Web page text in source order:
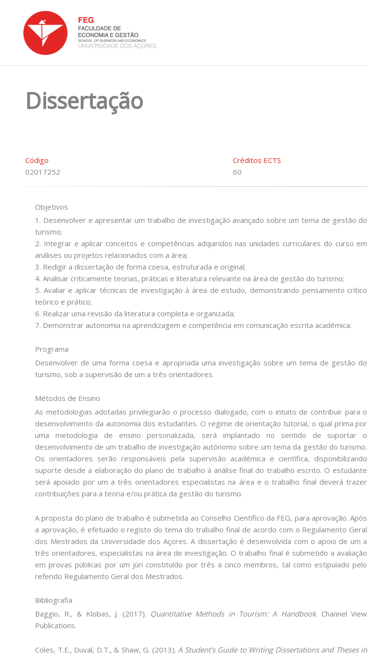
content
Dissertação
Código
02017252
Créditos ECTS
60
Objetivos
1. Desenvolver e apresentar um trabalho de investigação avançado sobre um tema de gestão do
turismo;
2. Integrar e aplicar conceitos e competências adquiridos nas unidades curriculares do curso em
análises ou projetos relacionados com a área;
3. Redigir a dissertação de forma coesa, estruturada e original;
4. Analisar criticamente teorias, práticas e literatura relevante na área de gestão do turismo;
5. Avaliar e aplicar técnicas de investigação à área de estudo, demonstrando pensamento crítico
teórico e prático;
6. Realizar uma revisão da literatura completa e organizada;
7. Demonstrar autonomia na aprendizagem e competência em comunicação escrita académica.
Programa
Desenvolver de uma forma coesa e apropriada uma investigação sobre um tema de gestão do
turismo, sob a supervisão de um a três orientadores.
Métodos de Ensino
As metodologias adotadas privilegiarão o processo dialogado, com o intuito de contribuir para o
desenvolvimento da autonomia dos estudantes. O regime de orientação tutorial, o qual prima por
uma metodologia de ensino personalizada, será implantado no sentido de suportar o
desenvolvimento de um trabalho de investigação autónomo sobre um tema da gestão do turismo.
Os orientadores serão responsáveis pela supervisão académica e científica, disponibilizando
suporte desde a elaboração do plano de trabalho à análise final do trabalho escrito. O estudante
será apoiado por um a três orientadores especialistas na área e o trabalho final deverá trazer
contribuições para a teoria e/ou prática da gestão do turismo.
A proposta do plano de trabalho é submetida ao Conselho Científico da FEG, para aprovação. Após
a aprovação, é efetuado o registo do tema do trabalho final de acordo com o Regulamento Geral
dos Mestrados da Universidade dos Açores. A dissertação é desenvolvida com o apoio de um a
três orientadores, especialistas na área de investigação. O trabalho final é submetido a avaliação
em provas públicas por um júri constituído por três a cinco membros, tal como estipulado pelo
referido Regulamento Geral dos Mestrados.
Bibliografia
Baggio, R., & Klobas, J. (2017). Quantitative Methods in Tourism: A Handbook. Channel View
Publications.
Coles, T.E., Duval, D.T., & Shaw, G. (2013). A Student's Guide to Writing Dissertations and Theses in